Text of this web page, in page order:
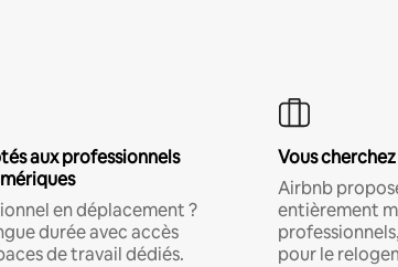
aux professionnels
en déplacement ?
durée avec accès
de travail dédiés.
Vous
Airbnb
entièrement
pour le